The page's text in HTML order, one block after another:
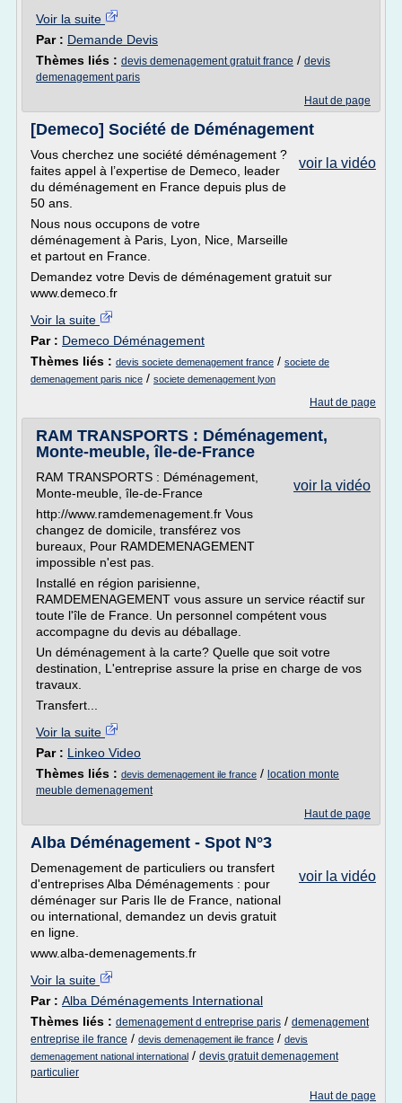
Voir la suite
Par : Demande Devis
Thèmes liés : devis demenagement gratuit france / devis
demenagement paris
Haut de page
[Demeco] Société de Déménagement
voir la vidéo
Vous cherchez une société déménagement ?
faites appel à l’expertise de Demeco, leader
du déménagement en France depuis plus de
50 ans.
Nous nous occupons de votre
déménagement à Paris, Lyon, Nice, Marseille
et partout en France.
Demandez votre Devis de déménagement gratuit sur
www.demeco.fr
Voir la suite
Par : Demeco Déménagement
Thèmes liés : devis societe demenagement france / societe de
demenagement paris nice / societe demenagement lyon
Haut de page
RAM TRANSPORTS : Déménagement,
Monte-meuble, île-de-France
voir la vidéo
RAM TRANSPORTS : Déménagement,
Monte-meuble, île-de-France
http://www.ramdemenagement.fr Vous
changez de domicile, transférez vos
bureaux, Pour RAMDEMENAGEMENT
impossible n'est pas.
Installé en région parisienne,
RAMDEMENAGEMENT vous assure un service réactif sur
toute l'île de France. Un personnel compétent vous
accompagne du devis au déballage.
Un déménagement à la carte? Quelle que soit votre
destination, L'entreprise assure la prise en charge de vos
travaux.
Transfert...
Voir la suite
Par : Linkeo Video
Thèmes liés : devis demenagement ile france / location monte
meuble demenagement
Haut de page
Alba Déménagement - Spot N°3
voir la vidéo
Demenagement de particuliers ou transfert
d'entreprises Alba Déménagements : pour
déménager sur Paris Ile de France, national
ou international, demandez un devis gratuit
en ligne.
www.alba-demenagements.fr
Voir la suite
Par : Alba Déménagements International
Thèmes liés : demenagement d entreprise paris / demenagement
entreprise ile france / devis demenagement ile france / devis
demenagement national international / devis gratuit demenagement
particulier
Haut de page